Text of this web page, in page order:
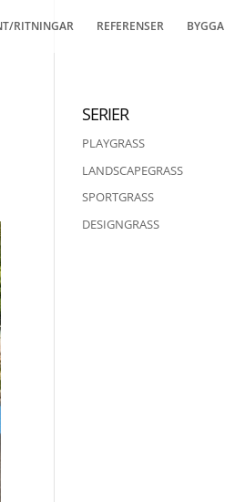
RITNINGAR REFERENSER BYGGA
SERIER
PLAYGRASS
LANDSCAPEGRASS
SPORTGRASS
DESIGNGRASS